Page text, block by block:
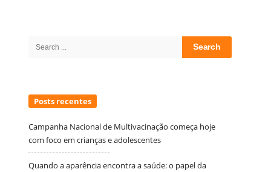
Search
Posts recentes
Campanha Nacional de Multivacinação começa hoje
com foco em crianças e adolescentes
Quando a aparência encontra a saúde: o papel da